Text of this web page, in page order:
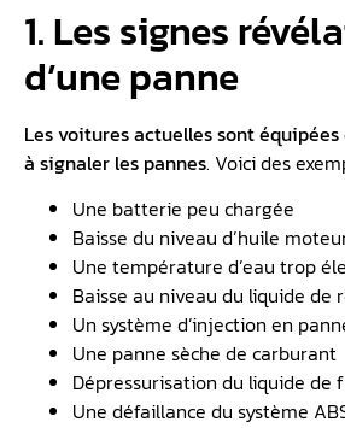
1. Les signes
d’une panne
Les voitures actuelles sont
à signaler les pannes. Voici des
Une batterie peu chargée
Baisse du niveau d’huile
Une température d’eau trop
Baisse au niveau du liquide de
Un système d’injection en
Une panne sèche de carburant
Dépressurisation du liquide de
Une défaillance du système